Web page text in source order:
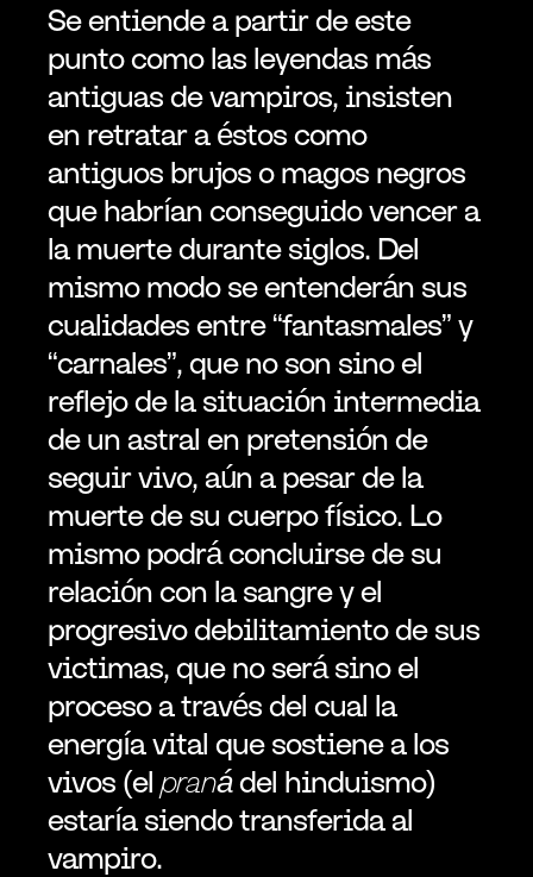
Se entiende a partir de este
punto como las leyendas más
antiguas de vampiros, insisten
en retratar a éstos como
antiguos brujos o magos negros
que habrían conseguido vencer a
la muerte durante siglos. Del
mismo modo se entenderán sus
cualidades entre “fantasmales” y
“carnales”, que no son sino el
reflejo de la situación intermedia
de un astral en pretensión de
seguir vivo, aún a pesar de la
muerte de su cuerpo físico. Lo
mismo podrá concluirse de su
relación con la sangre y el
progresivo debilitamiento de sus
victimas, que no será sino el
proceso a través del cual la
energía vital que sostiene a los
vivos (el praná del hinduismo)
estaría siendo transferida al
vampiro.